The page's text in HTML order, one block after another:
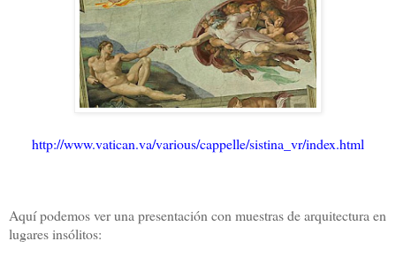
http://www.vatican.va/various/cappelle/sistina_vr/index.html
Aquí podemos ver una presentación con muestras de arquitectura en
lugares insólitos: